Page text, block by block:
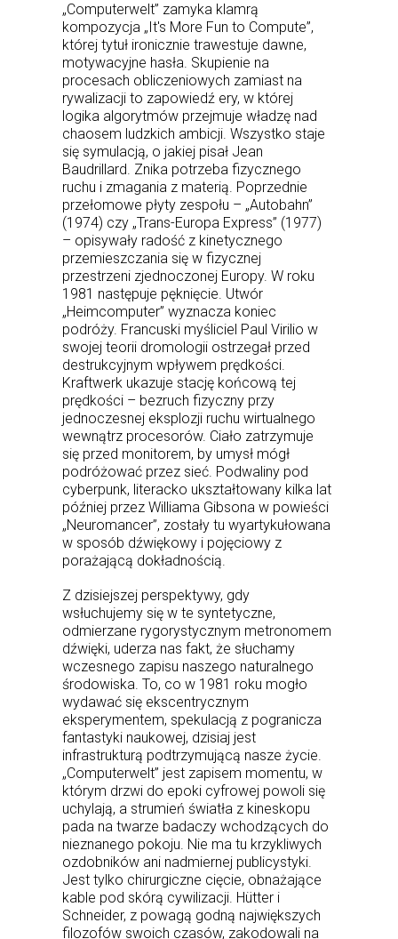
„Computerwelt” zamyka klamrą
kompozycja „It's More Fun to Compute”,
której tytuł ironicznie trawestuje dawne,
motywacyjne hasła. Skupienie na
procesach obliczeniowych zamiast na
rywalizacji to zapowiedź ery, w której
logika algorytmów przejmuje władzę nad
chaosem ludzkich ambicji. Wszystko staje
się symulacją, o jakiej pisał Jean
Baudrillard. Znika potrzeba fizycznego
ruchu i zmagania z materią. Poprzednie
przełomowe płyty zespołu – „Autobahn”
(1974) czy „Trans-Europa Express” (1977)
– opisywały radość z kinetycznego
przemieszczania się w fizycznej
przestrzeni zjednoczonej Europy. W roku
1981 następuje pęknięcie. Utwór
„Heimcomputer” wyznacza koniec
podróży. Francuski myśliciel Paul Virilio w
swojej teorii dromologii ostrzegał przed
destrukcyjnym wpływem prędkości.
Kraftwerk ukazuje stację końcową tej
prędkości – bezruch fizyczny przy
jednoczesnej eksplozji ruchu wirtualnego
wewnątrz procesorów. Ciało zatrzymuje
się przed monitorem, by umysł mógł
podróżować przez sieć. Podwaliny pod
cyberpunk, literacko ukształtowany kilka lat
później przez Williama Gibsona w powieści
„Neuromancer”, zostały tu wyartykułowana
w sposób dźwiękowy i pojęciowy z
porażającą dokładnością.
Z dzisiejszej perspektywy, gdy
wsłuchujemy się w te syntetyczne,
odmierzane rygorystycznym metronomem
dźwięki, uderza nas fakt, że słuchamy
wczesnego zapisu naszego naturalnego
środowiska. To, co w 1981 roku mogło
wydawać się ekscentrycznym
eksperymentem, spekulacją z pogranicza
fantastyki naukowej, dzisiaj jest
infrastrukturą podtrzymującą nasze życie.
„Computerwelt” jest zapisem momentu, w
którym drzwi do epoki cyfrowej powoli się
uchylają, a strumień światła z kineskopu
pada na twarze badaczy wchodzących do
nieznanego pokoju. Nie ma tu krzykliwych
ozdobników ani nadmiernej publicystyki.
Jest tylko chirurgiczne cięcie, obnażające
kable pod skórą cywilizacji. Hütter i
Schneider, z powagą godną największych
filozofów swoich czasów, zakodowali na